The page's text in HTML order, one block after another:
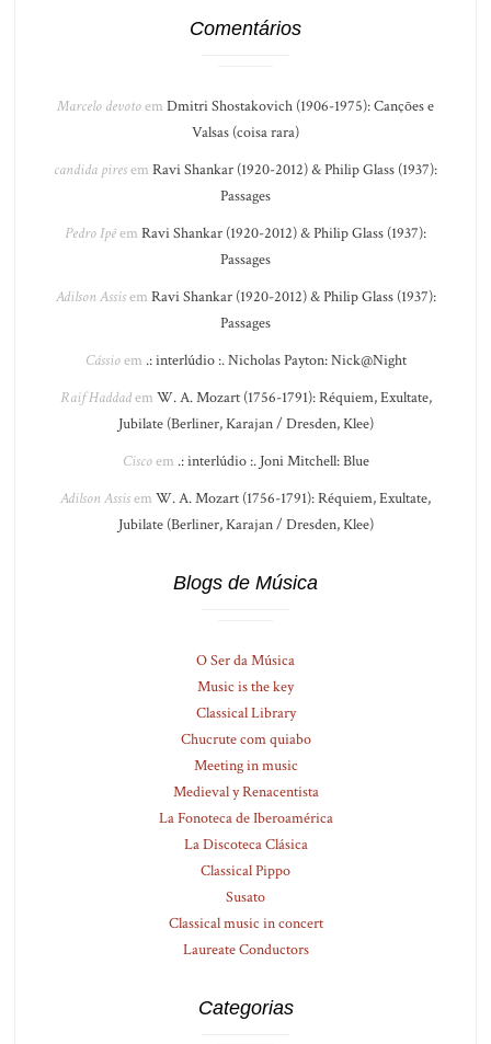
Comentários
Marcelo devotoem Dmitri Shostakovich (1906-1975): Canções e
Valsas (coisa rara)
candida piresem Ravi Shankar (1920-2012) & Philip Glass (1937):
Passages
Pedro Ipêem Ravi Shankar (1920-2012) & Philip Glass (1937):
Passages
Adilson Assisem Ravi Shankar (1920-2012) & Philip Glass (1937):
Passages
Cássioem .: interlúdio :. Nicholas Payton: Nick@Night
Raif Haddadem W. A. Mozart (1756-1791): Réquiem, Exultate,
Jubilate (Berliner, Karajan / Dresden, Klee)
Ciscoem .: interlúdio :. Joni Mitchell: Blue
Adilson Assisem W. A. Mozart (1756-1791): Réquiem, Exultate,
Jubilate (Berliner, Karajan / Dresden, Klee)
Blogs de Música
O Ser da Música
Music is the key
Classical Library
Chucrute com quiabo
Meeting in music
Medieval y Renacentista
La Fonoteca de Iberoamérica
La Discoteca Clásica
Classical Pippo
Susato
Classical music in concert
Laureate Conductors
Categorias